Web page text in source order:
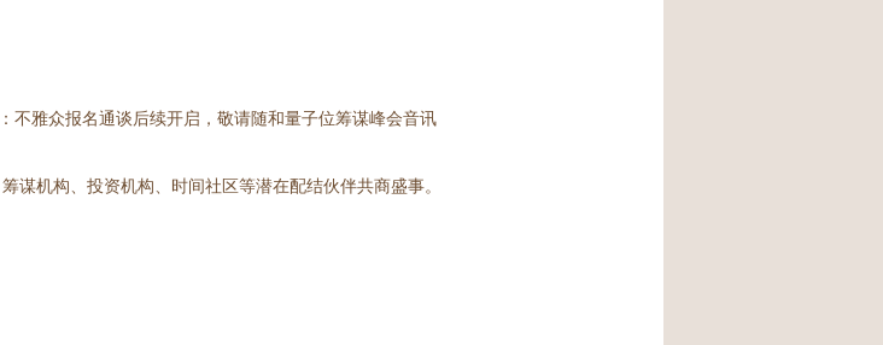
不雅众报名通谈后续开启，敬请随和量子位筹谋峰会音讯
谋机构、投资机构、时间社区等潜在配结伙伴共商盛事。